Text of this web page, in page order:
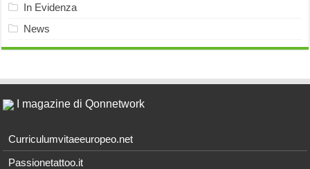
In Evidenza
News
I magazine di Qonnetwork
Curriculumvitaeeuropeo.net
Passionetattoo.it